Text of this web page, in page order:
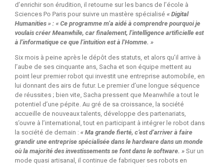
d’enrichir son érudition, il retourne sur les bancs de l’école à
Sciences Po Paris pour suivre un mastère spécialisé « Digital
Humanities » : « Ce programme m’a aidé à comprendre pourquoi je
voulais créer Meanwhile, car finalement, l’intelligence artificielle est
à l’informatique ce que l’intuition est à l’Homme. »
Six mois à peine après le dépôt des statuts, et alors qu’il arrive à
l’aube de ses cinquante ans, Sacha et son équipe mettent au
point leur premier robot qui investit une entreprise automobile, en
lui donnant des airs de futur. Le premier d’une longue séquence
de réussites ; bien vite, Sacha pressent que Meanwhile a tout le
potentiel d’une pépite. Au gré de sa croissance, la société
accueille de nouveaux talents, développe des partenariats,
s’ouvre à l’international, tout en participant à intégrer le robot dans
la société de demain : « Ma grande fierté, c’est d’arriver à faire
grandir une entreprise spécialisée dans le hardware dans un monde
où la majorité des investissements se font dans le software. » Sur un
mode quasi artisanal, il continue de fabriquer ses robots en